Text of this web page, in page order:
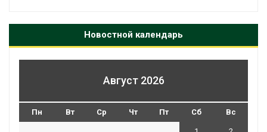
Новостной календарь
Август 2026
Пн Вт Ср Чт Пт Сб Вс